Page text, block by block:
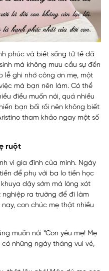
phúc và biết sống tử tế đã
mà không mưu cầu sự đền
lễ ghi nhớ công ơn mẹ, một
mà bạn nên làm. Có thể
điều muốn nói, quá nhiều
bạn bối rối nên không biết
tham khảo ngay một số
ruột
vì gia đình của mình. Ngày
để phụ với ba lo tiền học
dậy sớm mà lòng xót
nghiệp ra trường để đi làm
con chúc mẹ thật nhiều
muốn nói “Con yêu mẹ! Mẹ
những ngày tháng vui vẻ,